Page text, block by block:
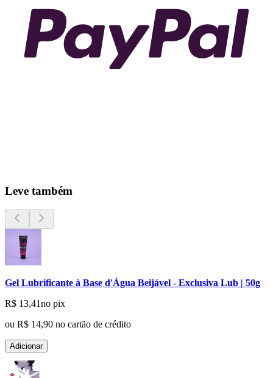
Leve também
Gel Lubrificante à Base d'Água Beijável - Exclusiva Lub | 50g
R$ 13,41no pix
ou R$ 14,90 no cartão de crédito
Adicionar